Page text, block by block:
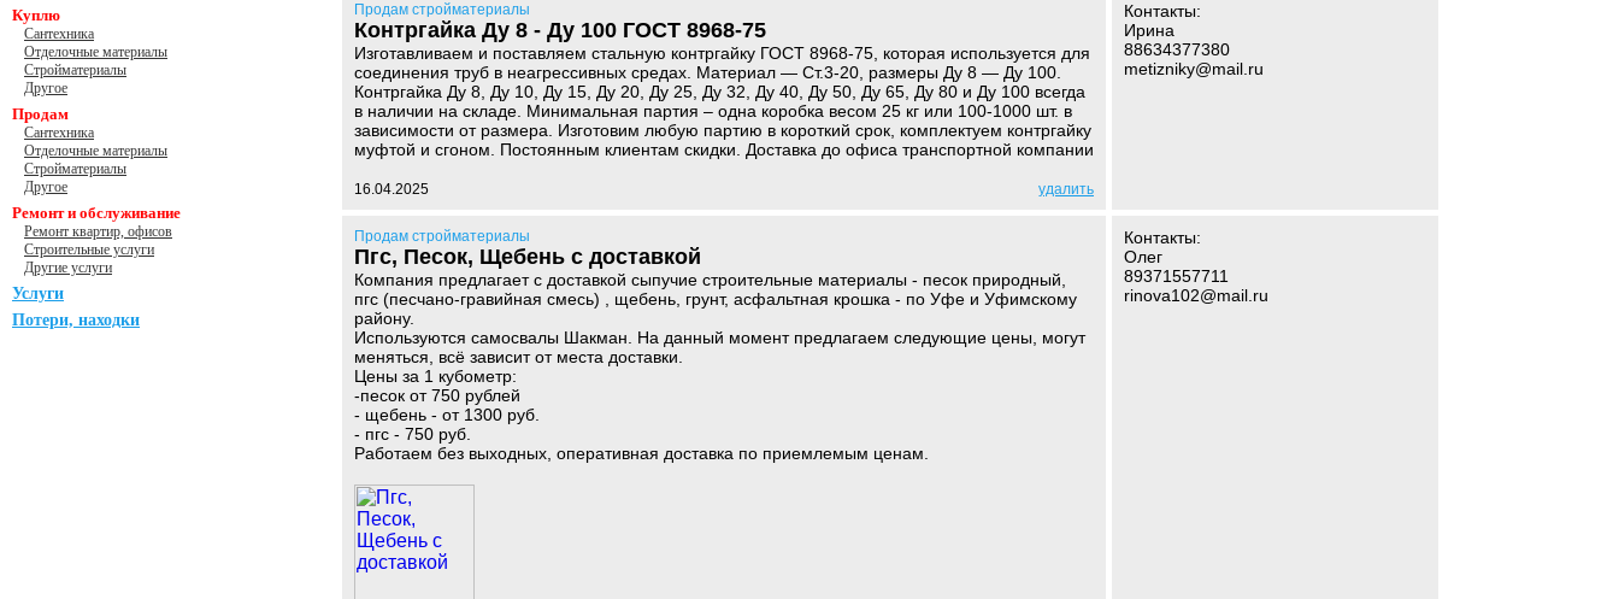
Куплю
Сантехника
Отделочные материалы
Стройматериалы
Другое
Продам
Сантехника
Отделочные материалы
Стройматериалы
Другое
Ремонт и обслуживание
Ремонт квартир, офисов
Строительные услуги
Другие услуги
Услуги
Потери, находки
Продам стройматериалы
Контргайка Ду 8 - Ду 100 ГОСТ 8968-75
Изготавливаем и поставляем стальную контргайку ГОСТ 8968-75, которая используется для
соединения труб в неагрессивных средах. Материал — Ст.3-20, размеры Ду 8 — Ду 100.
Контргайка Ду 8, Ду 10, Ду 15, Ду 20, Ду 25, Ду 32, Ду 40, Ду 50, Ду 65, Ду 80 и Ду 100 всегда
в наличии на складе. Минимальная партия – одна коробка весом 25 кг или 100-1000 шт. в
зависимости от размера. Изготовим любую партию в короткий срок, комплектуем контргайку
муфтой и сгоном. Постоянным клиентам скидки. Доставка до офиса транспортной компании
16.04.2025 удалить
Контакты:
Ирина
88634377380
metizniky@mail.ru
Продам стройматериалы
Пгс, Песок, Щебень с доставкой
Компания предлагает с доставкой сыпучие строительные материалы - песок природный,
пгс (песчано-гравийная смесь) , щебень, грунт, асфальтная крошка - по Уфе и Уфимскому
району.
Используются самосвалы Шакман. На данный момент предлагаем следующие цены, могут
меняться, всё зависит от места доставки.
Цены за 1 кубометр:
-песок от 750 рублей
- щебень - от 1300 руб.
- пгс - 750 руб.
Работаем без выходных, оперативная доставка по приемлемым ценам.
Контакты:
Олег
89371557711
rinova102@mail.ru